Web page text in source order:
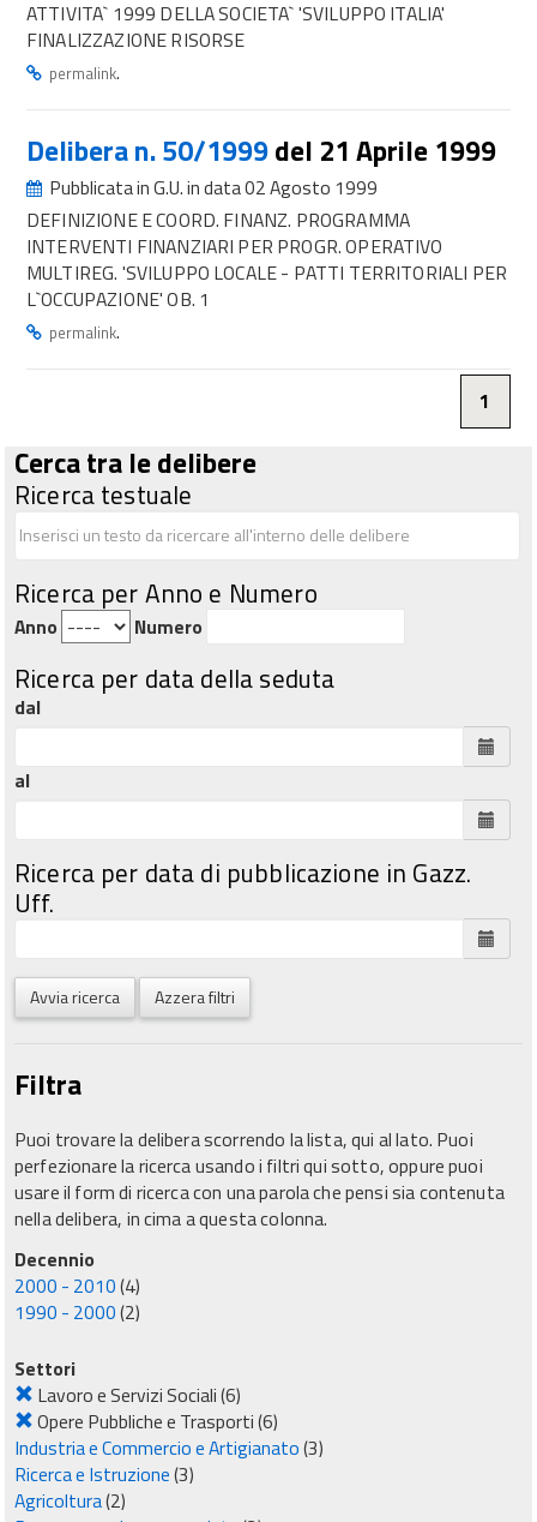
ATTIVITA` 1999 DELLA SOCIETA` 'SVILUPPO ITALIA'
FINALIZZAZIONE RISORSE
permalink.
Delibera n. 50/1999del 21 Aprile 1999
Pubblicata in G.U. in data 02 Agosto 1999
DEFINIZIONE E COORD. FINANZ. PROGRAMMA
INTERVENTI FINANZIARI PER PROGR. OPERATIVO
MULTIREG. 'SVILUPPO LOCALE - PATTI TERRITORIALI PER
L`OCCUPAZIONE' OB. 1
permalink.
1
Cerca tra le delibere
Ricerca testuale
Ricerca per Anno e Numero
Anno Numero
Ricerca per data della seduta
dal
al
Ricerca per data di pubblicazione in Gazz.
Uff.
Avvia ricerca Azzera filtri
Filtra
Puoi trovare la delibera scorrendo la lista, qui al lato. Puoi
perfezionare la ricerca usando i filtri qui sotto, oppure puoi
usare il form di ricerca con una parola che pensi sia contenuta
nella delibera, in cima a questa colonna.
Decennio
2000 - 2010(4)
1990 - 2000(2)
Settori
Lavoro e Servizi Sociali(6)
Opere Pubbliche e Trasporti(6)
Industria e Commercio e Artigianato(3)
Ricerca e Istruzione(3)
Agricoltura(2)